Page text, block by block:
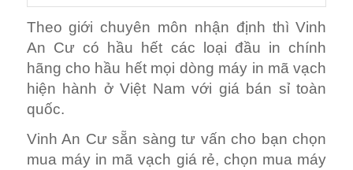
Theo giới chuyên môn nhận định thì Vinh
An Cư có hầu hết các loại đầu in chính
hãng cho hầu hết mọi dòng máy in mã vạch
hiện hành ở Việt Nam với giá bán sỉ toàn
quốc.
Vinh An Cư sẵn sàng tư vấn cho bạn chọn
mua máy in mã vạch giá rẻ, chọn mua máy